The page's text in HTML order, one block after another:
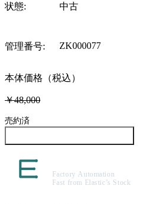
状態: 中古
管理番号: ZK000077
本体価格（税込）
￥48,000
売約済